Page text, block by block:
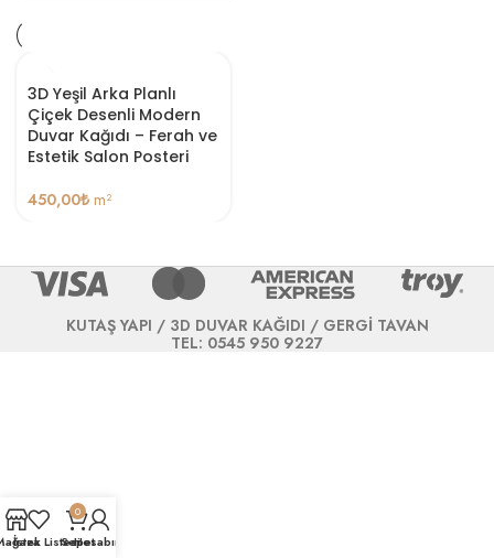
3D Yeşil Arka Planlı
Çiçek Desenli Modern
Duvar Kağıdı – Ferah ve
Estetik Salon Posteri
450,00₺ m²
KUTAŞ YAPI / 3D DUVAR KAĞIDI / GERGİ TAVAN
TEL: 0545 950 9227
İstek Listesi
0
Sepet
Hesabım